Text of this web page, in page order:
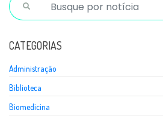
CATEGORIAS
Administração
Biblioteca
Biomedicina